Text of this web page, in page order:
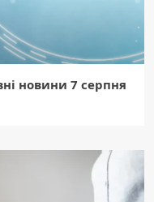
новини 7 серпня